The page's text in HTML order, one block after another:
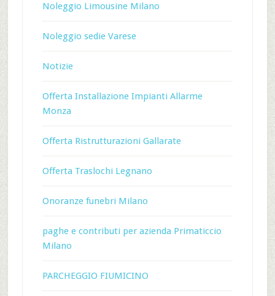
Noleggio Limousine Milano
Noleggio sedie Varese
Notizie
Offerta Installazione Impianti Allarme
Monza
Offerta Ristrutturazioni Gallarate
Offerta Traslochi Legnano
Onoranze funebri Milano
paghe e contributi per azienda Primaticcio
Milano
PARCHEGGIO FIUMICINO